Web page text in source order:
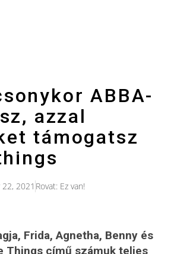
ABBA-
azzal
támogatsz
2021 Rovat: Ez van!
Frida, Agnetha, Benny és
Things című számuk teljes